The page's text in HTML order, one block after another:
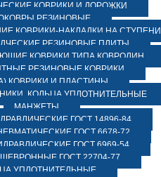
КОВРИКИ И ДОРОЖКИ
РЕЗИНОВЫЕ
КОВРИКИ-НАКЛАДКИ НА СТУПЕНИ
РЕЗИНОВЫЕ ПЛИТЫ
КОВРИКИ ТИПА КОВРОЛИН
РЕЗИНОВЫЕ КОВРИКИ
КОВРИКИ И ПЛАСТИНЫ
КОЛЬЦА УПЛОТНИТЕЛЬНЫЕ
МАНЖЕТЫ
ГОСТ 14896-84
ГОСТ 6678-72
ГОСТ 6969-54
ГОСТ 22704-77
УПЛОТНИТЕЛЬНЫЕ